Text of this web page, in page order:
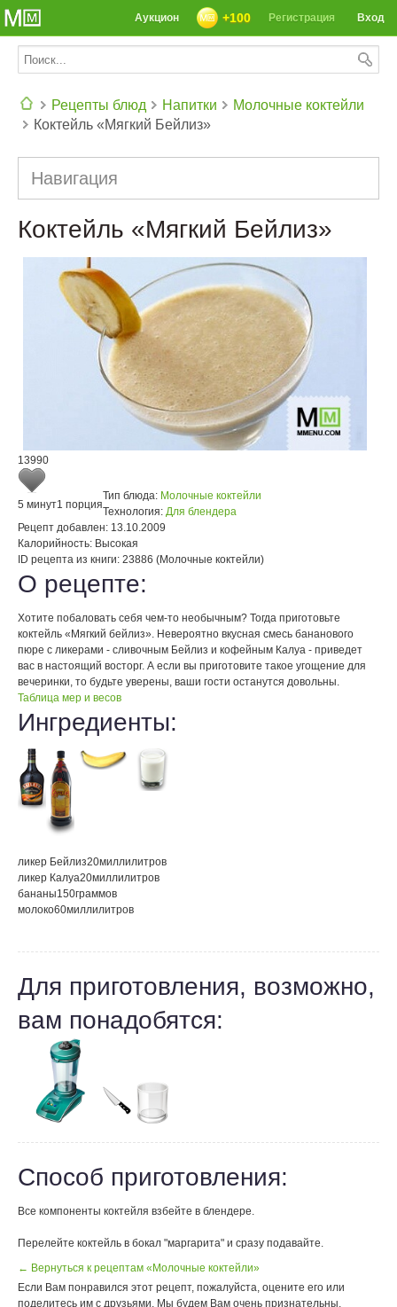
Вход
Регистрация
+100
Аукцион
Рецепты блюд Напитки
Молочные коктейли
Коктейль «Мягкий Бейлиз»
Навигация
Коктейль «Мягкий Бейлиз»
13990
5 минут1 порция
Тип блюда: Молочные коктейли
Технология: Для блендера
Рецепт добавлен: 13.10.2009
Калорийность: Высокая
ID рецепта из книги: 23886 (Молочные коктейли)
О рецепте:
Хотите побаловать себя чем-то необычным? Тогда приготовьте
коктейль «Мягкий бейлиз». Невероятно вкусная смесь бананового
пюре с ликерами - сливочным Бейлиз и кофейным Калуа - приведет
вас в настоящий восторг. А если вы приготовите такое угощение для
вечеринки, то будьте уверены, ваши гости останутся довольны.
Таблица мер и весов
Ингредиенты:
ликер Бейлиз20миллилитров
ликер Калуа20миллилитров
бананы150граммов
молоко60миллилитров
Для приготовления, возможно,
вам понадобятся:
Способ приготовления:
Все компоненты коктейля взбейте в блендере.
Перелейте коктейль в бокал "маргарита" и сразу подавайте.
← Вернуться к рецептам «Молочные коктейли»
Если Вам понравился этот рецепт, пожалуйста, оцените его или
поделитесь им с друзьями. Мы будем Вам очень признательны.